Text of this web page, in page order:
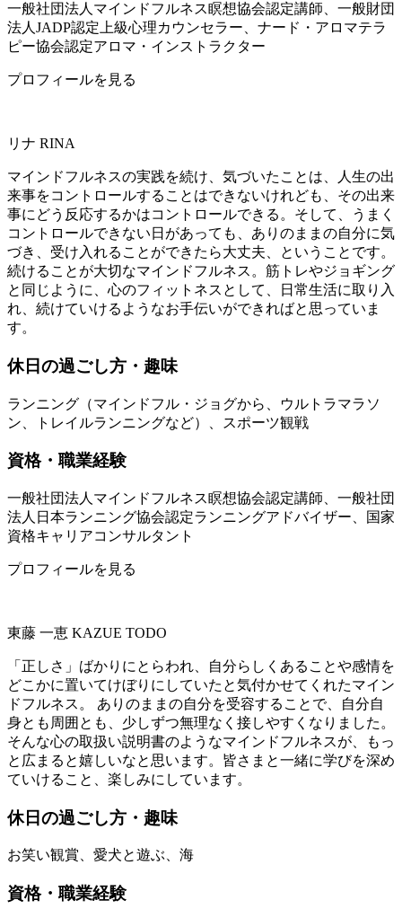
一般社団法人マインドフルネス瞑想協会認定講師、一般財団
法人JADP認定上級心理カウンセラー、ナード・アロマテラ
ピー協会認定アロマ・インストラクター
プロフィールを見る
リナ RINA
マインドフルネスの実践を続け、気づいたことは、人生の出
来事をコントロールすることはできないけれども、その出来
事にどう反応するかはコントロールできる。そして、うまく
コントロールできない日があっても、ありのままの自分に気
づき、受け入れることができたら大丈夫、ということです。
続けることが大切なマインドフルネス。筋トレやジョギング
と同じように、心のフィットネスとして、日常生活に取り入
れ、続けていけるようなお手伝いができればと思っていま
す。
休日の過ごし方・趣味
ランニング（マインドフル・ジョグから、ウルトラマラソ
ン、トレイルランニングなど）、スポーツ観戦
資格・職業経験
一般社団法人マインドフルネス瞑想協会認定講師、一般社団
法人日本ランニング協会認定ランニングアドバイザー、国家
資格キャリアコンサルタント
プロフィールを見る
東藤 一恵 KAZUE TODO
「正しさ」ばかりにとらわれ、自分らしくあることや感情を
どこかに置いてけぼりにしていたと気付かせてくれたマイン
ドフルネス。 ありのままの自分を受容することで、自分自
身とも周囲とも、少しずつ無理なく接しやすくなりました。
そんな心の取扱い説明書のようなマインドフルネスが、もっ
と広まると嬉しいなと思います。皆さまと一緒に学びを深め
ていけること、楽しみにしています。
休日の過ごし方・趣味
お笑い観賞、愛犬と遊ぶ、海
資格・職業経験